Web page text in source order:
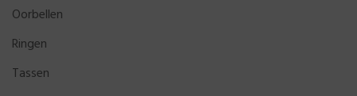
Oorbellen
Ringen
Tassen